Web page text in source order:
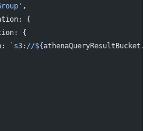
,
{
{
`s3://${athenaQueryResultBucket .